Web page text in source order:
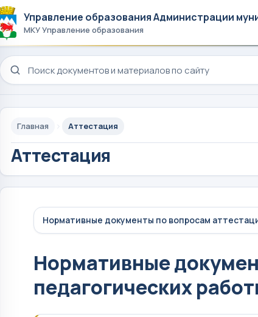
Управление образования Администрации
МКУ Управление образования
Поиск по сайту
Главная Аттестация
Аттестация
Нормативные документы по вопросам
Нормативные
педагогических